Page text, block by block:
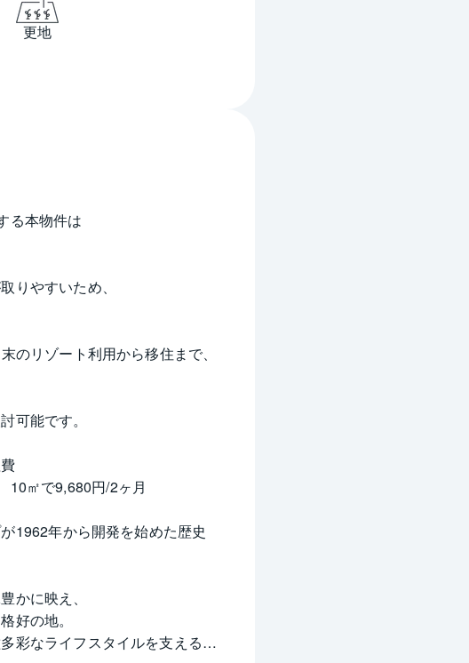
更地
る本物件は
りやすいため、
のリゾート利用から移住まで、
可能です。
10㎡で9,680円/2ヶ月
1962年から開発を始めた歴史
かに映え、
好の地。
彩なライフスタイルを支える希